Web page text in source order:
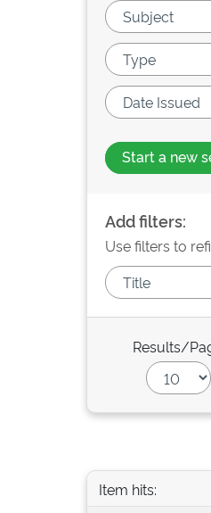
Start a new
Add filters:
Use filters to
Results/
Item hits: